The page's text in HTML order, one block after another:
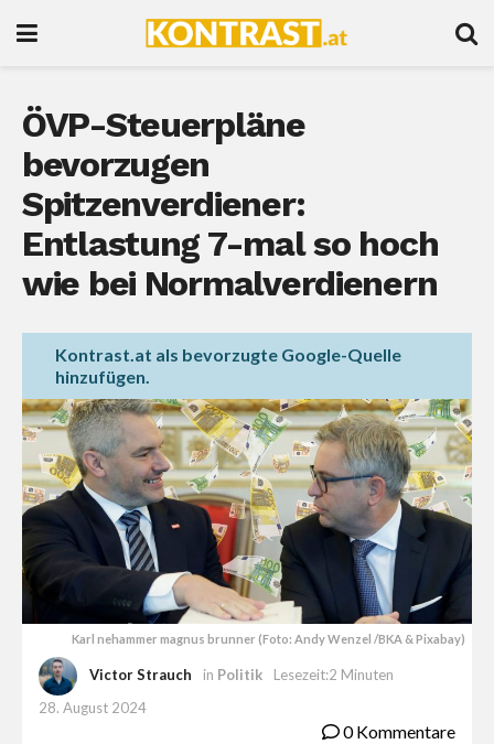
ÖVP-Steuerpläne
bevorzugen
Spitzenverdiener:
Entlastung 7-mal so hoch
wie bei Normalverdienern
Kontrast.at als bevorzugte Google-Quelle
hinzufügen.
Karl nehammer magnus brunner (Foto: Andy Wenzel /BKA & Pixabay)
Victor Strauch in Politik
Lesezeit:2 Minuten
28. August 2024
0 Kommentare